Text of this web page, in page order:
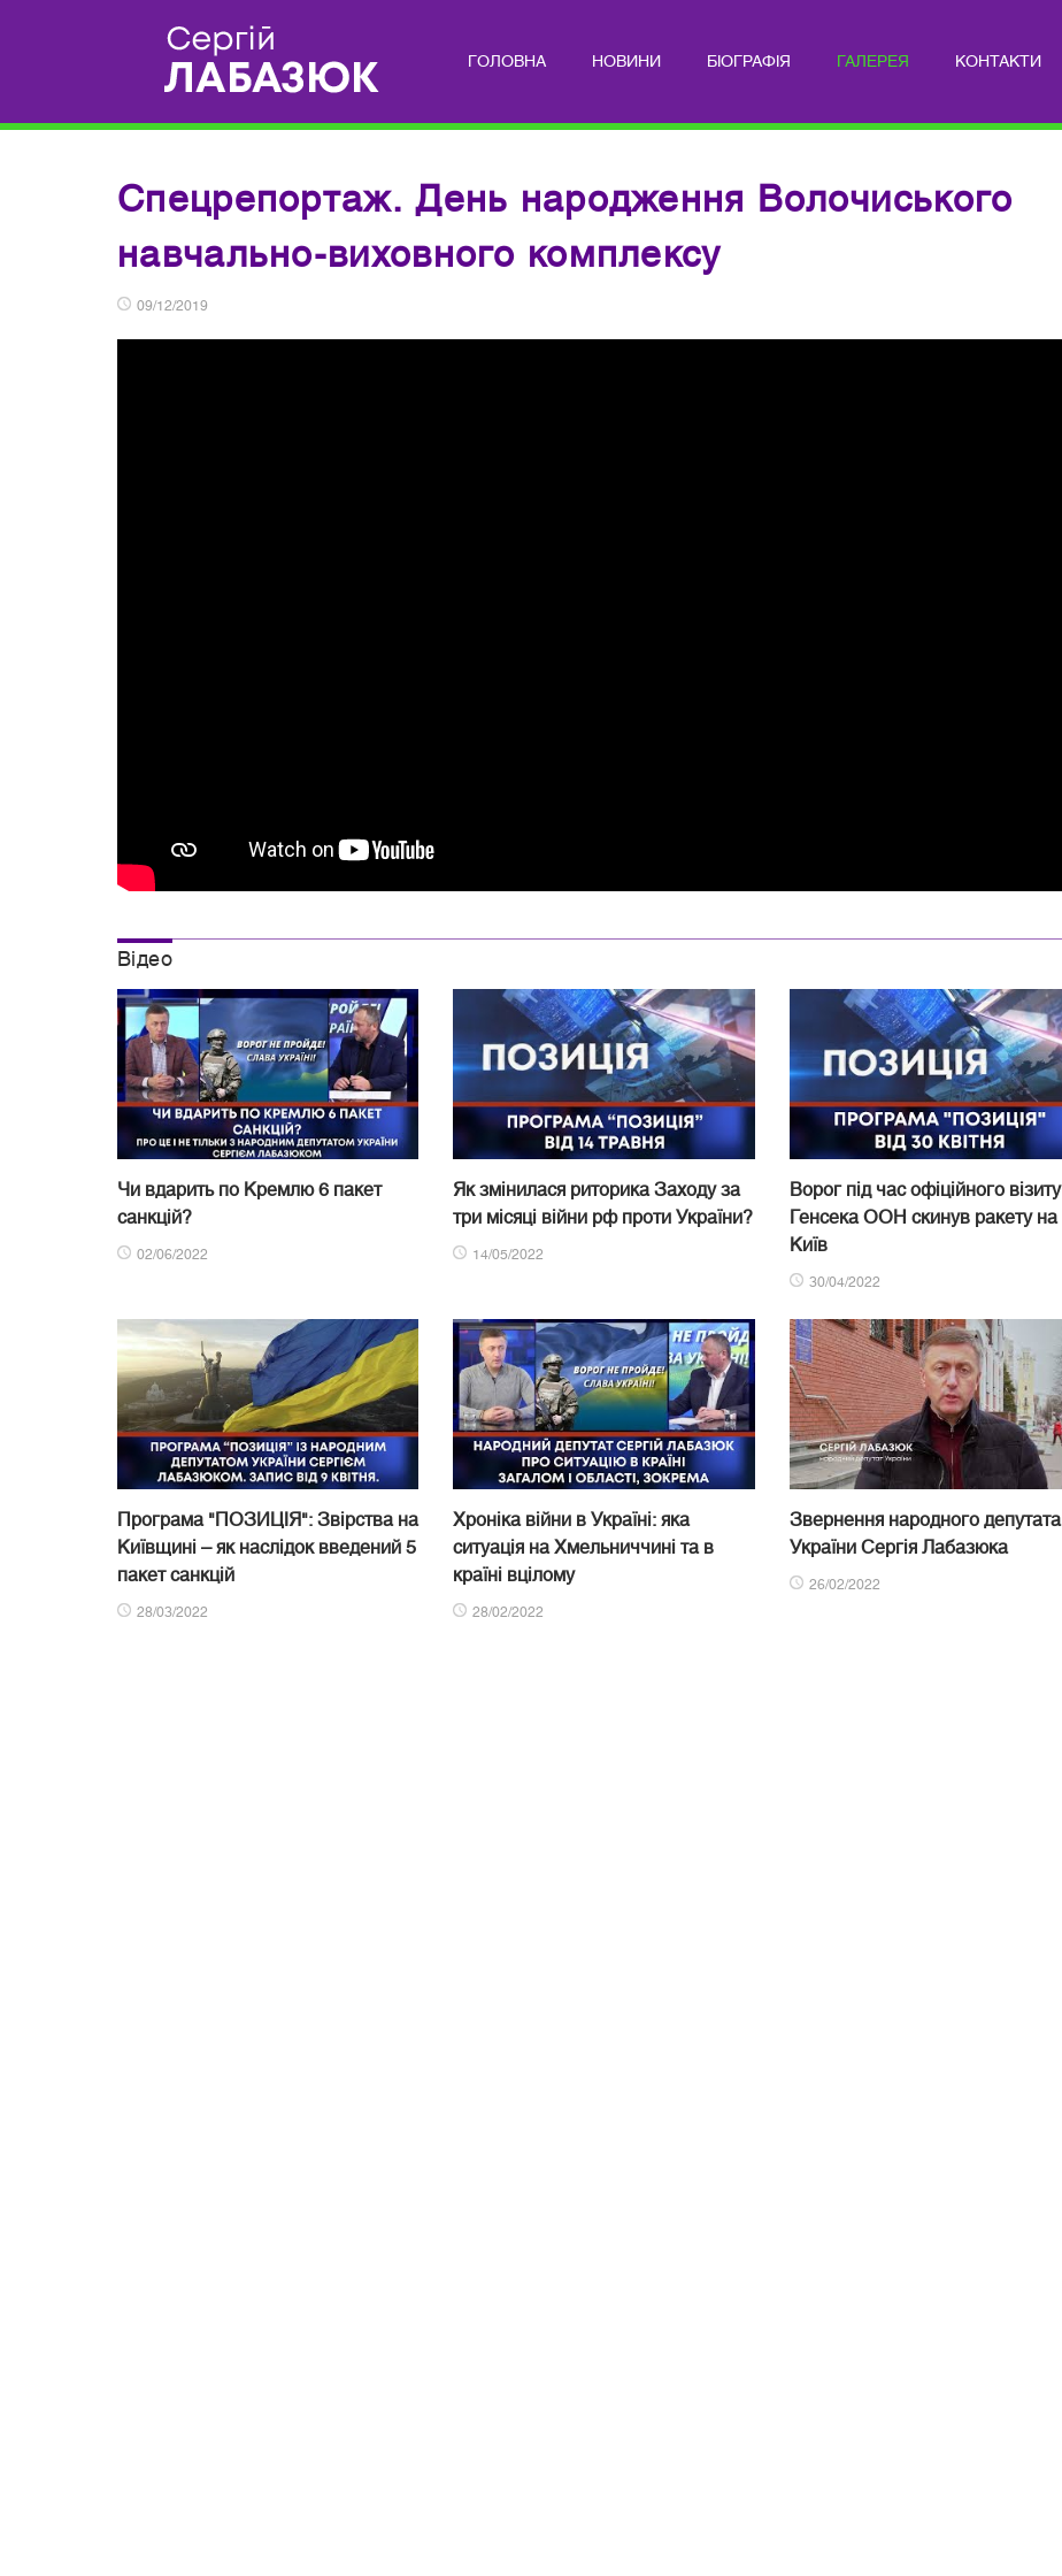
ГОЛОВНА НОВИНИ БІОГРАФІЯ ГАЛЕРЕЯ КОНТАКТИ
Спецрепортаж. День народження Волочиського
навчально-виховного комплексу
09/12/2019
Вiдео
Чи вдарить по Кремлю 6 пакет
санкцій?
02/06/2022
Як змінилася риторика Заходу за
три місяці війни рф проти України?
14/05/2022
Ворог під час офіційного візиту
Генсека ООН скинув ракету на
Київ
30/04/2022
Програма "ПОЗИЦІЯ": Звірства на
Київщині – як наслідок введений 5
пакет санкцій
28/03/2022
Хроніка війни в Україні: яка
ситуація на Хмельниччині та в
країні вцілому
28/02/2022
Звернення народного депутата
України Сергія Лабазюка
26/02/2022